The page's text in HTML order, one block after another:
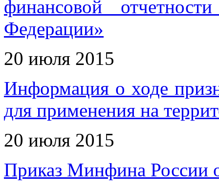
финансовой
Федерации»
20 июля 2015
Информация о ходе
для применения на
20 июля 2015
Приказ Минфина России